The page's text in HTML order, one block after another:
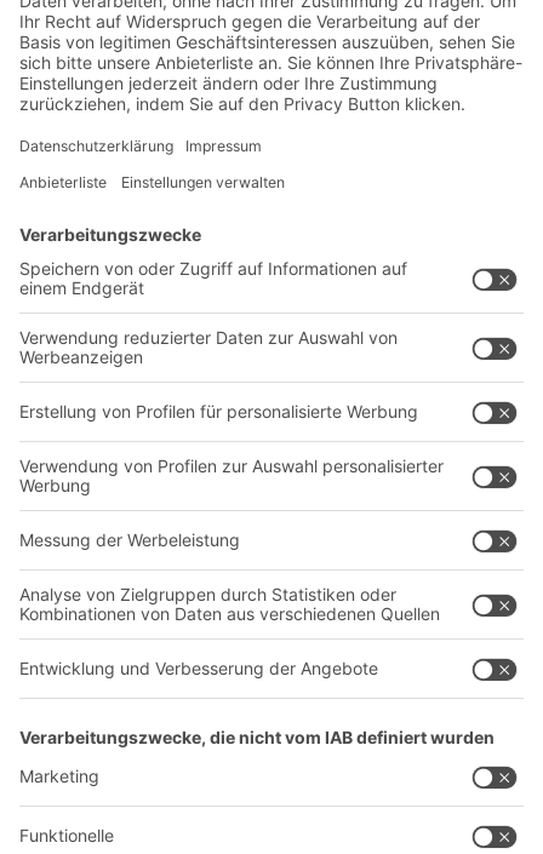
Exklusive Rabatte
Neuheiten
Newsletter abonnieren
Lösungen
Intralogistiklösungen
Regalsysteme
Transportsysteme
Dienstleistungen
Kontaktformular
Unternehmen
Über uns
Produktionsstandorte
Karriere
Follow us
YOUR LIFE.